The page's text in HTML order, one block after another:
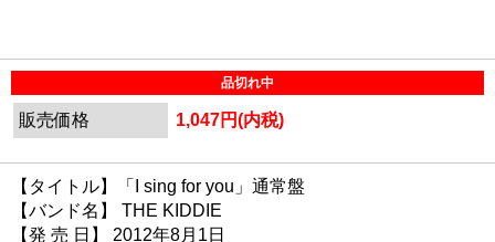
品切れ中
販売価格 1,047円(内税)
【タイトル】「I sing for you」通常盤
【バンド名】 THE KIDDIE
【発 売 日】 2012年8月1日